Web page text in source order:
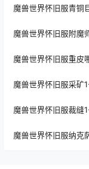
魔兽世界怀旧服青铜
魔兽世界怀旧服附魔
魔兽世界怀旧服重皮
魔兽世界怀旧服采矿
魔兽世界怀旧服裁缝
魔兽世界怀旧服纳克